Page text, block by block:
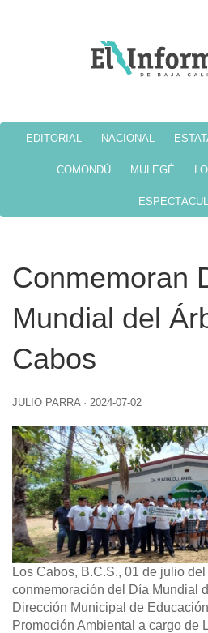
EDITORIAL NACIONAL
COMONDÚ MULEGÉ
Conmemoran
Mundial del
Cabos
JULIO PARRA · 2024-07-02
Los Cabos, B.C.S., 01 de julio
conmemoración del Día Mundial
Dirección Municipal de
Promoción Ambiental a cargo de